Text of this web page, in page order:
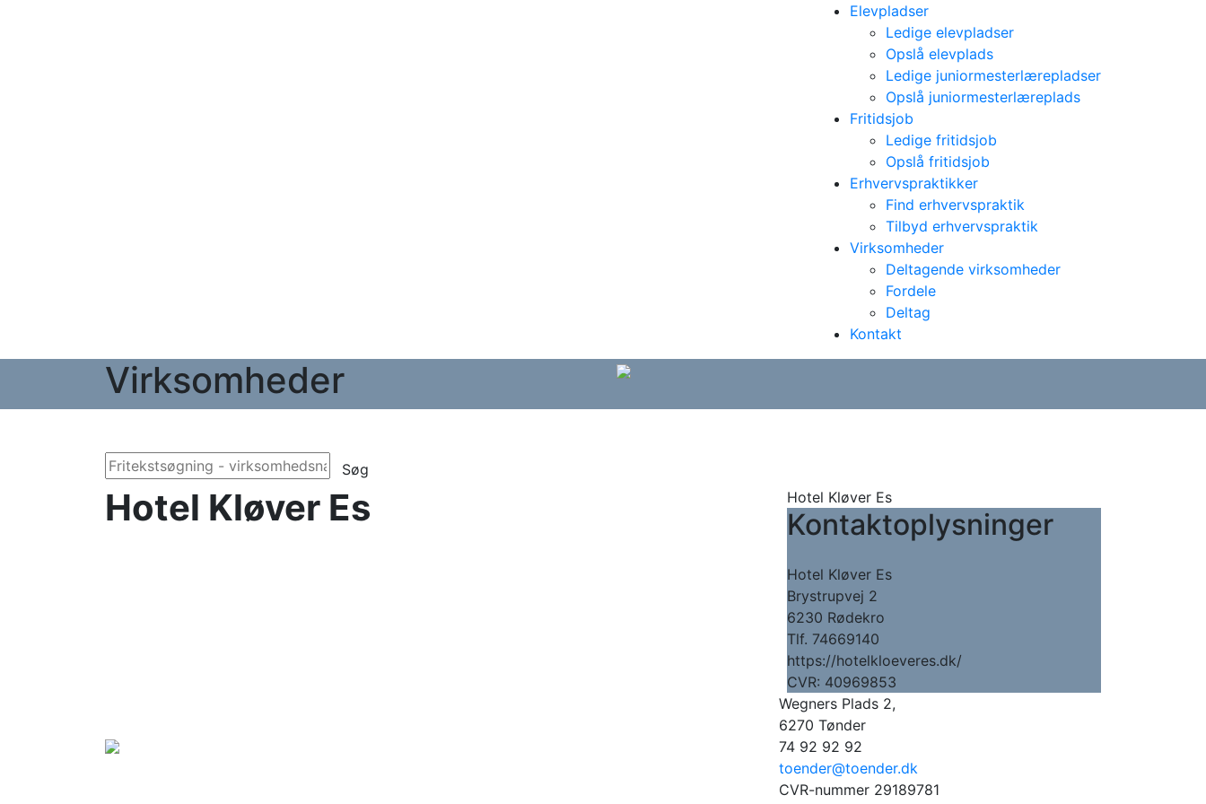
Elevpladser
Ledige elevpladser
Opslå elevplads
Ledige juniormesterlærepladser
Opslå juniormesterlæreplads
Fritidsjob
Ledige fritidsjob
Opslå fritidsjob
Erhvervspraktikker
Find erhvervspraktik
Tilbyd erhvervspraktik
Virksomheder
Deltagende virksomheder
Fordele
Deltag
Kontakt
Virksomheder
Søg
Hotel Kløver Es Hotel Kløver Es
Kontaktoplysninger
Hotel Kløver Es
Brystrupvej 2
6230 Rødekro
Tlf. 74669140
https://hotelkloeveres.dk/
CVR: 40969853
Wegners Plads 2,
6270 Tønder
74 92 92 92
toender@toender.dk
CVR-nummer 29189781